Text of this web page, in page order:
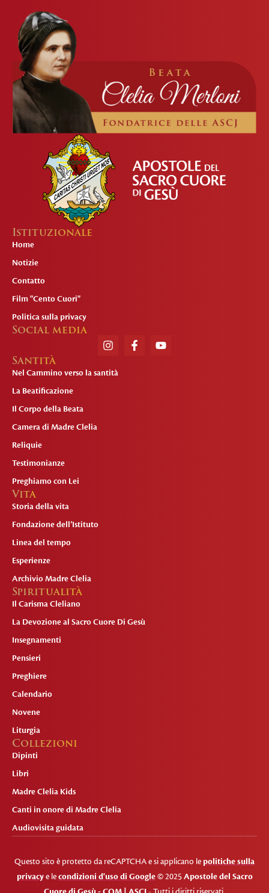
Istituzionale
Home
Notizie
Contatto
Film "Cento Cuori"
Politica sulla privacy
Social media
Santità
Nel Cammino verso la santità
La Beatificazione
Il Corpo della Beata
Camera di Madre Clelia
Reliquie
Testimonianze
Preghiamo con Lei
Vita
Storia della vita
Fondazione dell’Istituto
Linea del tempo
Esperienze
Archivio Madre Clelia
Spiritualità
Il Carisma Cleliano
La Devozione al Sacro Cuore Di Gesù
Insegnamenti
Pensieri
Preghiere
Calendario
Novene
Liturgia
Collezioni
Dipinti
Libri
Madre Clelia Kids
Canti in onore di Madre Clelia
Audiovisita guidata
Questo sito è protetto da reCAPTCHA e si applicano le politiche sulla
privacye lecondizioni d'uso di Google© 2025Apostole del Sacro